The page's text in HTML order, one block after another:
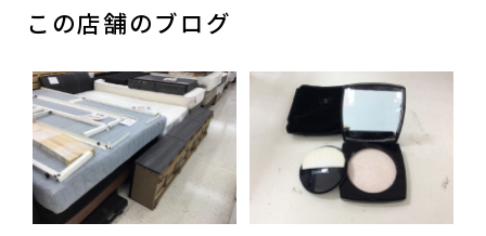
この店舗のブログ